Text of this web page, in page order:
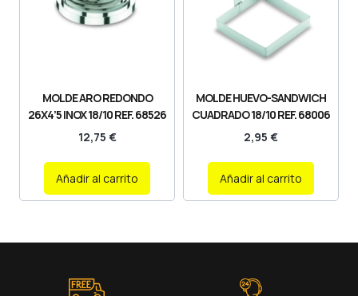
MOLDE ARO REDONDO
26X4’5 INOX 18/10 REF. 68526
12,75 €
Añadir al carrito
MOLDE HUEVO-SANDWICH
CUADRADO 18/10 REF. 68006
2,95 €
Añadir al carrito